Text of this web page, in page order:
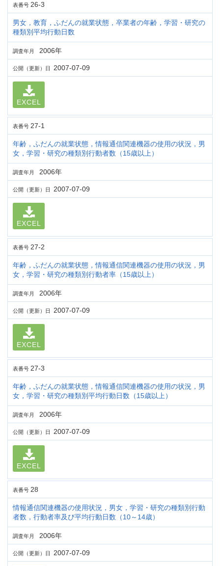
表番号 26-3
男女，教育，ふだんの就業状態，卒業者の年齢，学習・研究の
種類別平均行動日数
調査年月 2006年
公開（更新）日 2007-07-09
EXCEL
表番号 27-1
年齢，ふだんの就業状態，情報通信関連機器の使用の状況，男
女，学習・研究の種類別行動者数（15歳以上）
調査年月 2006年
公開（更新）日 2007-07-09
EXCEL
表番号 27-2
年齢，ふだんの就業状態，情報通信関連機器の使用の状況，男
女，学習・研究の種類別行動者率（15歳以上）
調査年月 2006年
公開（更新）日 2007-07-09
EXCEL
表番号 27-3
年齢，ふだんの就業状態，情報通信関連機器の使用の状況，男
女，学習・研究の種類別平均行動日数（15歳以上）
調査年月 2006年
公開（更新）日 2007-07-09
EXCEL
表番号 28
情報通信関連機器の使用状況，男女，学習・研究の種類別行動
者数，行動者率及び平均行動日数（10～14歳）
調査年月 2006年
公開（更新）日 2007-07-09